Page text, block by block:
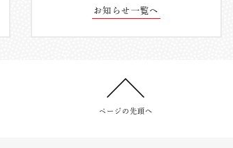
お知らせ一覧へ
ページの先頭へ